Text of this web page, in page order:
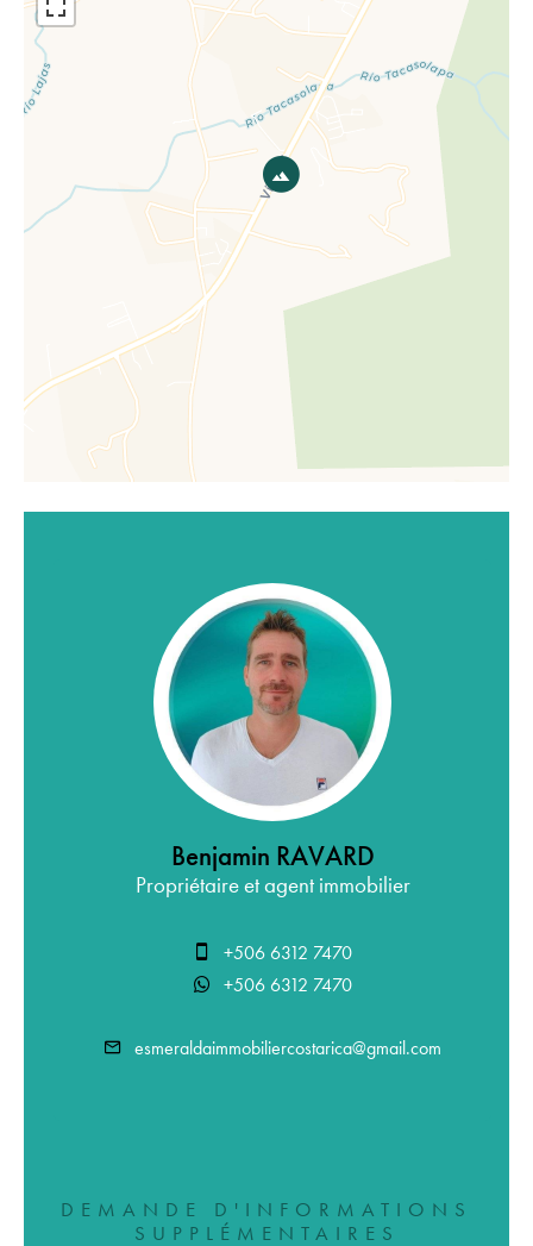
Benjamin RAVARD
Propriétaire et agent immobilier
+506 6312 7470
+506 6312 7470
esmeraldaimmobiliercostarica@gmail.com
DEMANDE D'INFORMATIONS
SUPPLÉMENTAIRES